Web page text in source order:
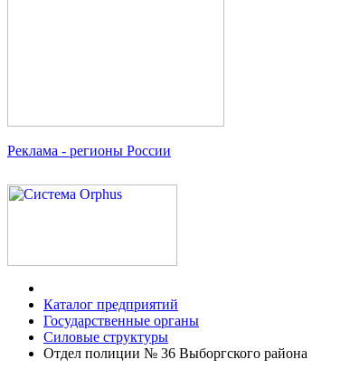
Реклама - регионы России
Каталог предприятий
Государственные органы
Силовые структуры
Отдел полиции № 36 Выборгского района